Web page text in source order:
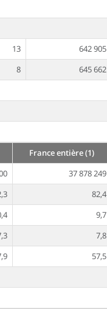
13
642 905
8
645 662
France entière (1)
37 878 249
82,4
9,7
7,8
57,5